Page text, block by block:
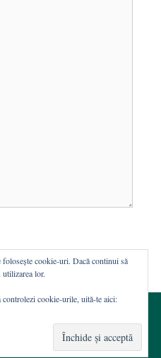
Wordpress:Casa de WEB
cookie-uri. Dacă continui să
utilizarea lor.
cookie-urile, uită-te aici: